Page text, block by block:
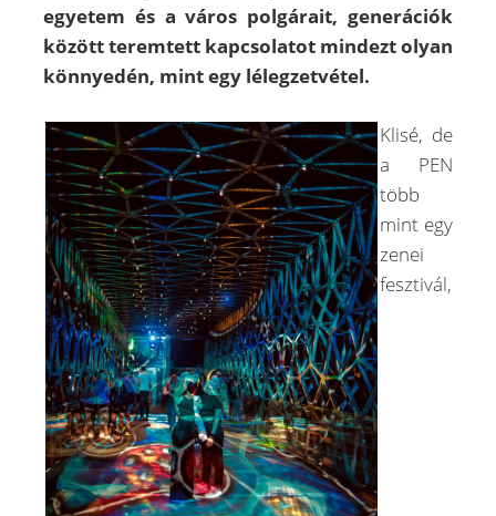
egyetem és a város polgárait, generációk
között teremtett kapcsolatot mindezt olyan
könnyedén, mint egy lélegzetvétel.
Klisé, de
a PEN
több
mint egy
zenei
fesztivál,